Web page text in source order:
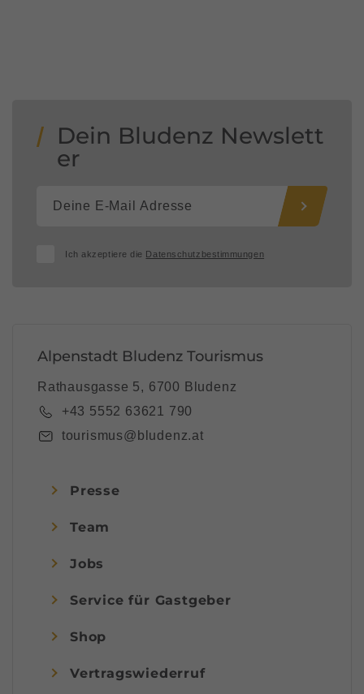
Dein Bludenz Newslett
er
Ich akzeptiere die Datenschutzbestimmungen
Alpenstadt Bludenz Tourismus
Rathausgasse 5, 6700 Bludenz
+43 5552 63621 790
tourismus@bludenz.at
Presse
Team
Jobs
Service für Gastgeber
Shop
Vertragswiederruf